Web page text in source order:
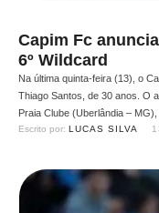
Capim Fc
6º Wildcard
Na última quinta-feira (13), o
Thiago Santos, de 30 anos. O
Praia Clube (Uberlândia –
destaque. Leia também: O
Escrito por: LUCAS SILVA